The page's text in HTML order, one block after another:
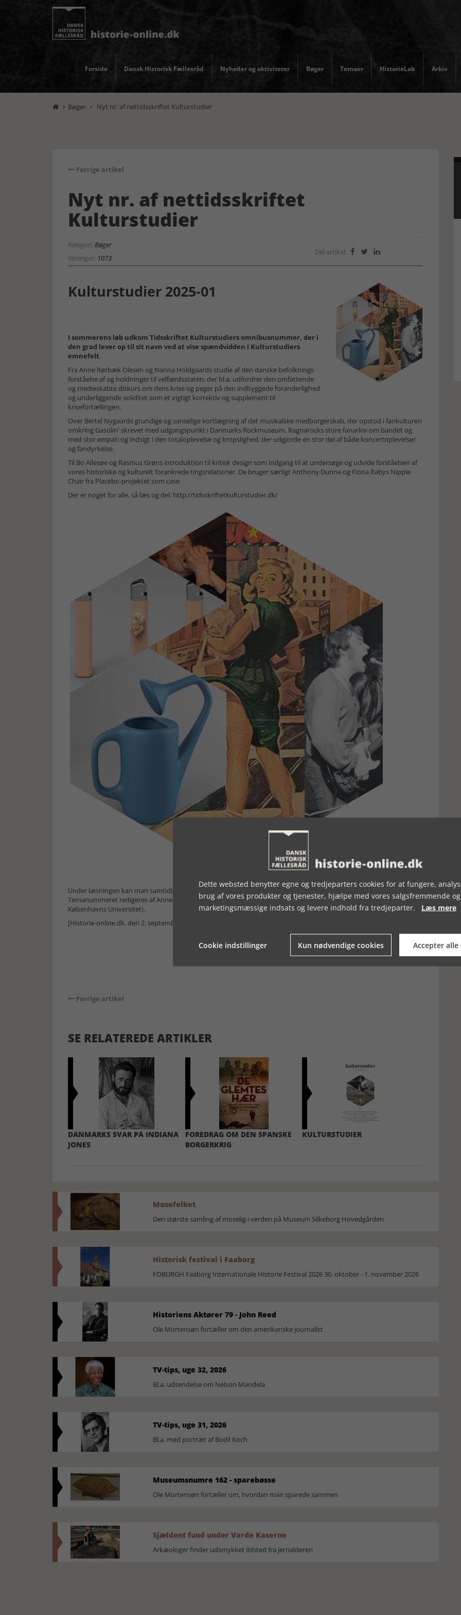
Forside Dansk Historisk Fællesråd Nyheder og aktiviteter Bøger Temaer HistorieLab Arkiv
 Bøger  Nyt nr. af nettidsskriftet Kulturstudier
Forrige artikel
Nyt nr. af nettidsskriftet
Kulturstudier
Kategori:Bøger
Visninger: 1073
Del artikel:   
Kulturstudier 2025-01
I sommerens løb udkom Tidsskriftet Kulturstudiers omnibusnummer, der i
den grad lever op til sit navn ved at vise spændvidden i Kulturstudiers
emnefelt.
Fra Anne Rørbæk Olesen og Nanna Holdgaards studie af den danske befolknings
forståelse af og holdninger til velfærdsstaten, der bl.a. udfordrer den omfattende
og medieskabte diskurs om dens krise og peger på den indbyggede foranderlighed
og underliggende soliditet som et vigtigt korrektiv og supplement til
krisefortællingen.
Over Bertel Nygaards grundige og sanselige kortlægning af det musikalske medborgerskab, der opstod i fankulturen
omkring Gasolin' skrevet med udgangspunkt i Danmarks Rockmuseum, Ragnarocks store fanarkiv om bandet og
med stor empati og indsigt i den totaloplevelse og kropslighed, der udgjorde en stor del af både koncertoplevelser
og fandyrkelse.
Til Bo Allesøe og Rasmus Grøns introduktion til kritisk design som indgang til at undersøge og udvide forståelsen af
vores historiske og kulturelt forankrede tingsrelationer. De bruger særligt Anthony Dunne og Fiona Rabys Nipple
Chair fra Placebo-projektet som case.
Der er noget for alle, så læs og del: http://tidsskriftetkulturstudier.dk/
Under læsningen kan man samtidig glæde sig til efterårets temanummer om Dyr-Menneske relationer før og nu.
Temanummeret redigeres af Anne Fastrup, Nina Toudal Jessen, Signe Mellemgaard og Tine Damsholt, (alle
Københavns Universitet).
[Historie-online.dk, den 2. september 2025]
Forrige artikel
SE RELATEREDE ARTIKLER
DANMARKS SVAR PÅ INDIANA
JONES
FOREDRAG OM DEN SPANSKE
BORGERKRIG
KULTURSTUDIER
Mosefolket
Den største samling af moselig i verden på Museum Silkeborg Hovedgården
Historisk festival i Faaborg
FOBURGH Faaborg Internationale Historie Festival 2026 30. oktober - 1. november 2026
Historiens Aktører 79 - John Reed
Ole Mortensøn fortæller om den amerikanske journalist
TV-tips, uge 32, 2026
Bl.a. udsendelse om Nelson Mandela
TV-tips, uge 31, 2026
Bl.a. med portræt af Bodil Koch
Museumsnumre 162 - sparebøsse
Ole Mortensøn fortæller om, hvordan man sparede sammen
Sjældent fund under Varde Kaserne
Arkæologer finder udsmykket ildsted fra jernalderen
Dette websted benytter egne og tredjeparters cookies for at fungere,
brug af vores produkter og tjenester, hjælpe med vores salgsfremmende og
marketingsmæssige indsats og levere indhold fra tredjeparter. Læs mere
Cookie indstillinger Kun nødvendige cookies Accepter alle